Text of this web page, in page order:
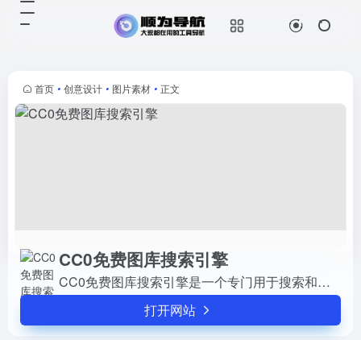
首页 • 创意设计 • 图片素材 • 正文
CC0免费图库搜索引擎
CC0免费图库搜索引擎是一个专门用于搜索和查找免费图片资源的工具。它整合了全球各大免费商用图库的资源，帮助用户快速找到需要的图片。这些图片可以免费用于非商业及商业用途，包...
打开网站
它整合了全球各大免费商用图库的资
源，帮助用户快速找到需要的图片。
这些图片可以免费用于非商业及商...